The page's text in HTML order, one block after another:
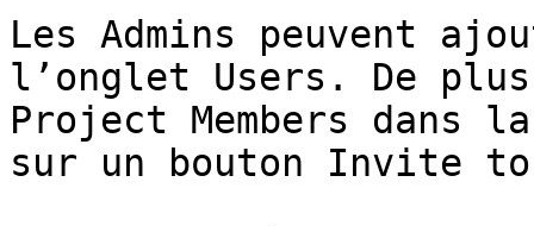
Les Admins peuvent
l’onglet Users. De
Project Members dans
sur un bouton Invite